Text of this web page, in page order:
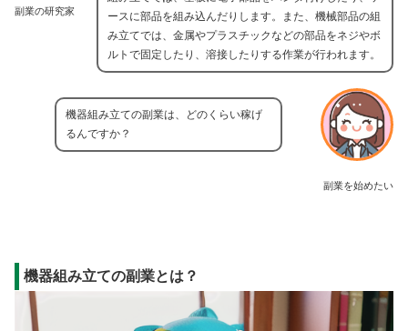
副業の研究家
ースに部品を組み込んだりします。また、機械部品の組
み立てでは、金属やプラスチックなどの部品をネジやボ
ルトで固定したり、溶接したりする作業が行われます。
副業を始めたい
機器組み立ての副業は、どのくらい稼げ
るんですか？
機器組み立ての副業とは？